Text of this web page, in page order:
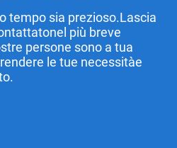
tempo sia prezioso.Lascia
più breve
persone sono a tua
le tue necessitàe